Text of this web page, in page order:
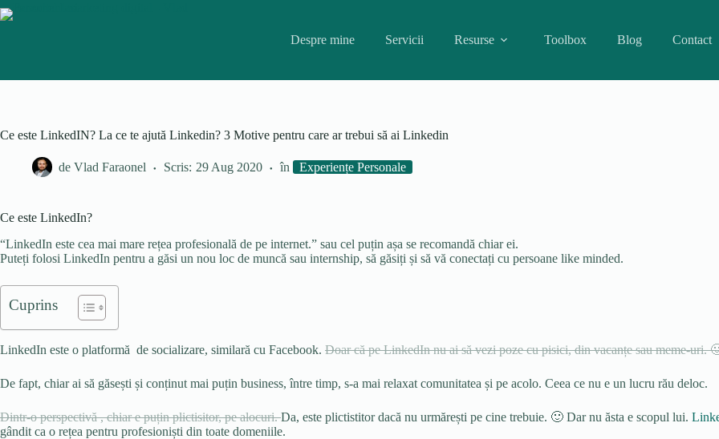
Skip
to
Despre mine Servicii Resurse Toolbox Blog Contact
Ce este LinkedIN? La ce te ajută Linkedin? 3 Motive pentru care ar trebui să ai Linkedin
de Vlad Faraonel Scris: 29 Aug 2020 în Experiențe Personale
Ce este LinkedIn?
“LinkedIn este cea mai mare rețea profesională de pe internet.” sau cel puțin așa se recomandă chiar ei.
Puteți folosi LinkedIn pentru a găsi un nou loc de muncă sau internship, să găsiți și să vă conectați cu persoane like minded.
Cuprins
LinkedIn este o platformă de socializare, similară cu Facebook. Doar că pe LinkedIn nu ai să vezi poze cu pisici, din vacanțe sau meme-uri.
De fapt, chiar ai să găsești și conținut mai puțin business, între timp, s-a mai relaxat comunitatea și pe acolo. Ceea ce nu e un lucru rău deloc.
Dintr-o perspectivă , chiar e puțin plictisitor, pe alocuri.Da, este plictistitor dacă nu urmărești pe cine trebuie. 🙂 Dar nu ăsta e scopul lui.
gândit ca o rețea pentru profesioniști din toate domeniile.